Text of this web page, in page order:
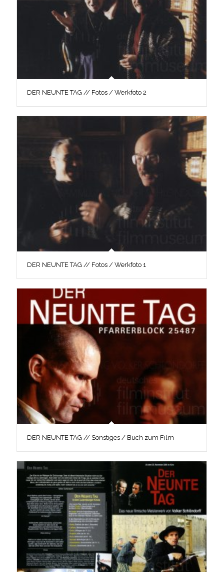
DER NEUNTE TAG // Fotos / Werkfoto 2
DER NEUNTE TAG // Fotos / Werkfoto 1
DER NEUNTE TAG // Sonstiges / Buch zum Film